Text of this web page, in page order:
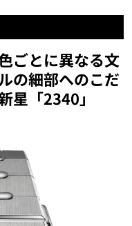
ごとに異なる文
の細部へのこだ
星「2340」